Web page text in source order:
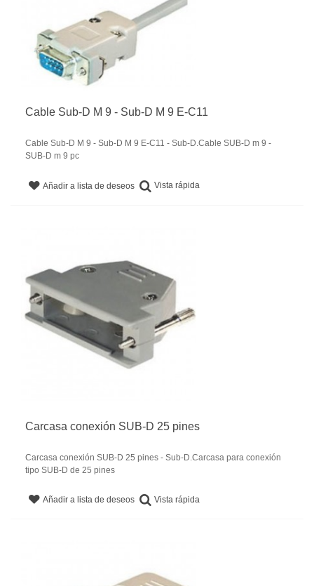
Cable Sub-D M 9 - Sub-D M 9 E-C11
Cable Sub-D M 9 - Sub-D M 9 E-C11 - Sub-D.Cable SUB-D m 9 -
SUB-D m 9 pc
Añadir a lista de deseos Vista rápida
Carcasa conexión SUB-D 25 pines
Carcasa conexión SUB-D 25 pines - Sub-D.Carcasa para conexión
tipo SUB-D de 25 pines
Añadir a lista de deseos Vista rápida